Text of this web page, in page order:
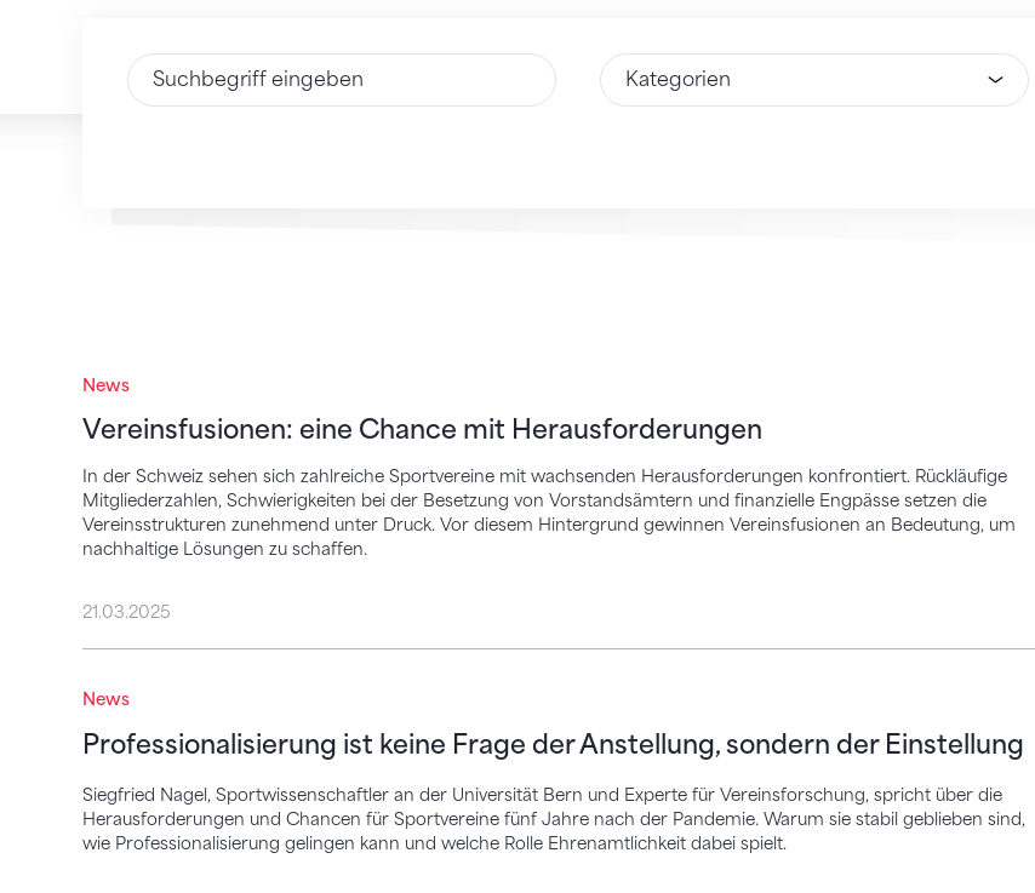
Text eingeben Wähle Option
News
Vereinsfusionen: eine Chance mit Herausforderungen
In der Schweiz sehen sich zahlreiche Sportvereine mit wachsenden Herausforderungen konfrontiert. Rückläufige
Mitgliederzahlen, Schwierigkeiten bei der Besetzung von Vorstandsämtern und finanzielle Engpässe setzen die
Vereinsstrukturen zunehmend unter Druck. Vor diesem Hintergrund gewinnen Vereinsfusionen an Bedeutung, um
nachhaltige Lösungen zu schaffen.
Vereinsfusionen: eine Chance mit Herausforderungen
21.03.2025
News
Professionalisierung ist keine Frage der Anstellung, sondern der Einstellung
Siegfried Nagel, Sportwissenschaftler an der Universität Bern und Experte für Vereinsforschung, spricht über die
Herausforderungen und Chancen für Sportvereine fünf Jahre nach der Pandemie. Warum sie stabil geblieben sind,
wie Professionalisierung gelingen kann und welche Rolle Ehrenamtlichkeit dabei spielt.
Professionalisierung ist keine Frage der Anstellung, sondern der Einstellung